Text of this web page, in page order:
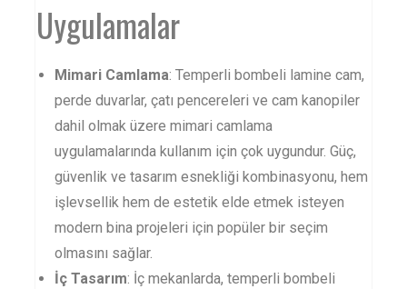
Uygulamalar
Mimari Camlama: Temperli bombeli lamine cam,
perde duvarlar, çatı pencereleri ve cam kanopiler
dahil olmak üzere mimari camlama
uygulamalarında kullanım için çok uygundur. Güç,
güvenlik ve tasarım esnekliği kombinasyonu, hem
işlevsellik hem de estetik elde etmek isteyen
modern bina projeleri için popüler bir seçim
olmasını sağlar.
İç Tasarım: İç mekanlarda, temperli bombeli